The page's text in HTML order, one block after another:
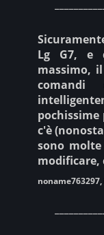
Lg G7, e
massimo,
comandi
c'è
sono
modificare,